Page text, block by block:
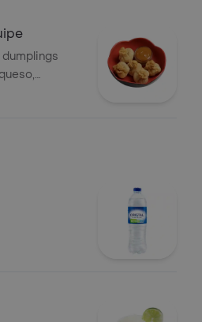
de arequipe